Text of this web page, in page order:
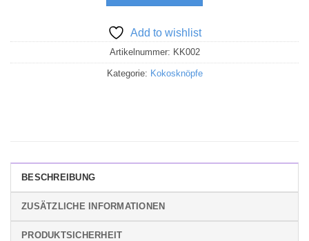
Add to wishlist
Artikelnummer: KK002
Kategorie: Kokosknöpfe
BESCHREIBUNG
ZUSÄTZLICHE INFORMATIONEN
PRODUKTSICHERHEIT